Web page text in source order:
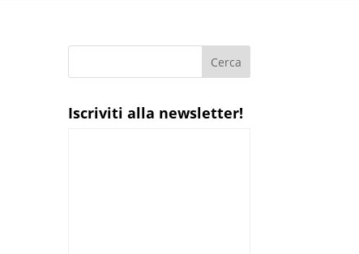
Iscriviti alla newsletter!